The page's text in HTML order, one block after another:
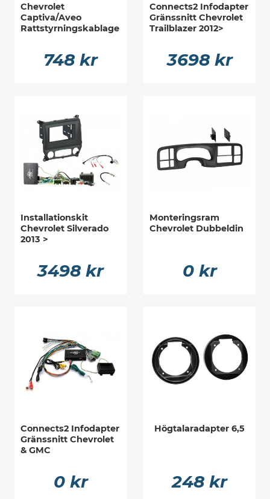
Chevrolet
Captiva/Aveo
Rattstyrningskablage
748 kr
Connects2 Infodapter
Gränssnitt Chevrolet
Trailblazer 2012>
3698 kr
Installationskit
Chevrolet Silverado
2013 >
3498 kr
Monteringsram
Chevrolet Dubbeldin
0 kr
Connects2 Infodapter
Gränssnitt Chevrolet
& GMC
0 kr
Högtalaradapter 6,5
248 kr